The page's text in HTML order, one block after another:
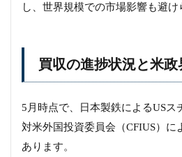
し、世界規模での市場影響も避け
買収の進捗状況と米政
5月時点で、日本製鉄によるUSス
対米外国投資委員会（CFIUS）に
あります。